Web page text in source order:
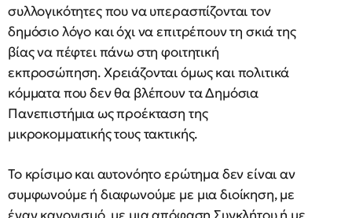
συλλογικότητες που να υπερασπίζονται τον
δημόσιο λόγο και όχι να επιτρέπουν τη σκιά της
βίας να πέφτει πάνω στη φοιτητική
εκπροσώπηση. Χρειάζονται όμως και πολιτικά
κόμματα που δεν θα βλέπουν τα Δημόσια
Πανεπιστήμια ως προέκταση της
μικροκομματικής τους τακτικής.
Το κρίσιμο και αυτονόητο ερώτημα δεν είναι αν
συμφωνούμε ή διαφωνούμε με μια διοίκηση, με